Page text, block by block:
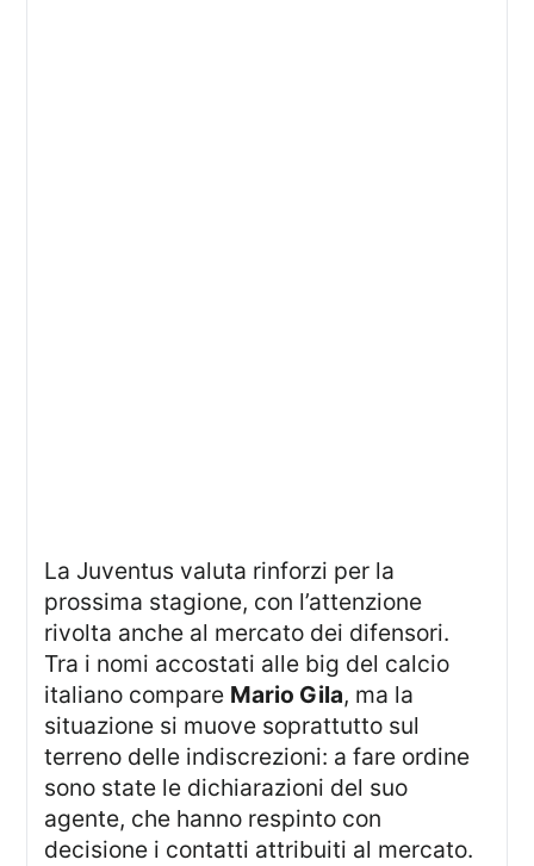
La Juventus valuta rinforzi per la
prossima stagione, con l’attenzione
rivolta anche al mercato dei difensori.
Tra i nomi accostati alle big del calcio
italiano compare Mario Gila, ma la
situazione si muove soprattutto sul
terreno delle indiscrezioni: a fare ordine
sono state le dichiarazioni del suo
agente, che hanno respinto con
decisione i contatti attribuiti al mercato.